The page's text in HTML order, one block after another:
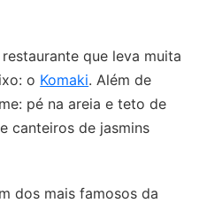
que leva muita
o Komaki. Além de
pé na areia e teto de
canteiros de jasmins
dos mais famosos da